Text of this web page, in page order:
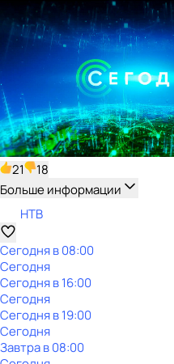
21
18
Больше информации
НТВ
Сегодня в 08:00
Сегодня
Сегодня в 16:00
Сегодня
Сегодня в 19:00
Сегодня
Завтра в 08:00